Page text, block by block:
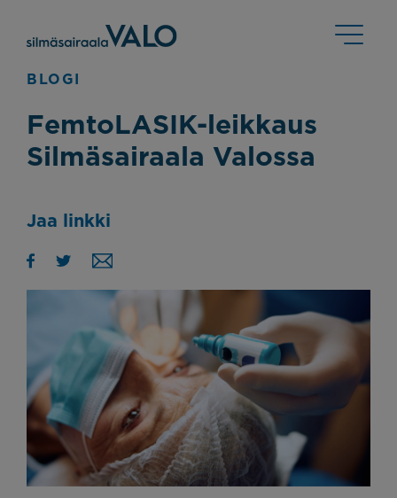
BLOGI
FemtoLASIK-leikkaus
Silmäsairaala Valossa
Jaa linkki